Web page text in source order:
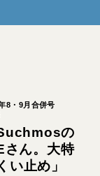
8・9月合併号
の
さん。大特
い止め」